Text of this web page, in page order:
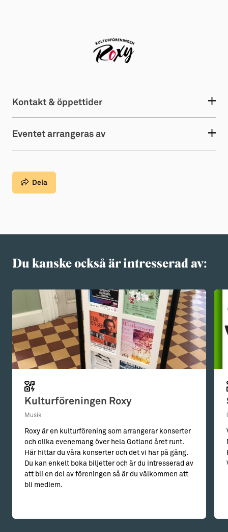
Kontakt & öppettider
Eventet arrangeras av
Dela
Du kanske också är intresserad av:
Kulturföreningen Roxy
Musik
Roxy är en kulturförening som arrangerar konserter
och olika evenemang över hela Gotland året runt.
Här hittar du våra konserter och det vi har på gång.
Du kan enkelt boka biljetter och är du intresserad av
att bli en del av föreningen så är du välkommen att
bli medlem.